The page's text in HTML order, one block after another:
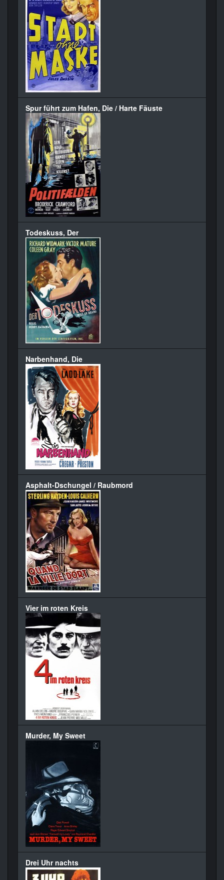
Spur führt zum Hafen, Die / Harte Fäuste
Todeskuss, Der
Narbenhand, Die
Asphalt-Dschungel / Raubmord
Vier im roten Kreis
Murder, My Sweet
Drei Uhr nachts